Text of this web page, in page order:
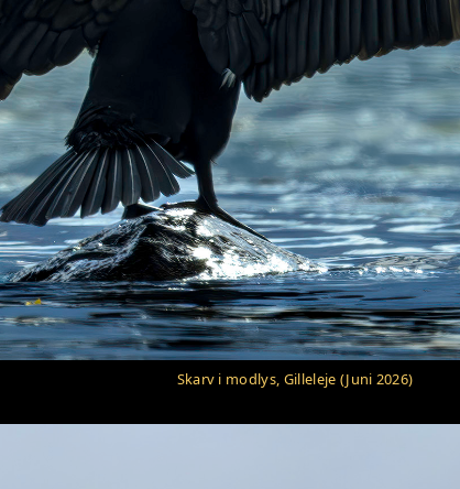
Skarv i modlys, Gilleleje (Juni 2026)